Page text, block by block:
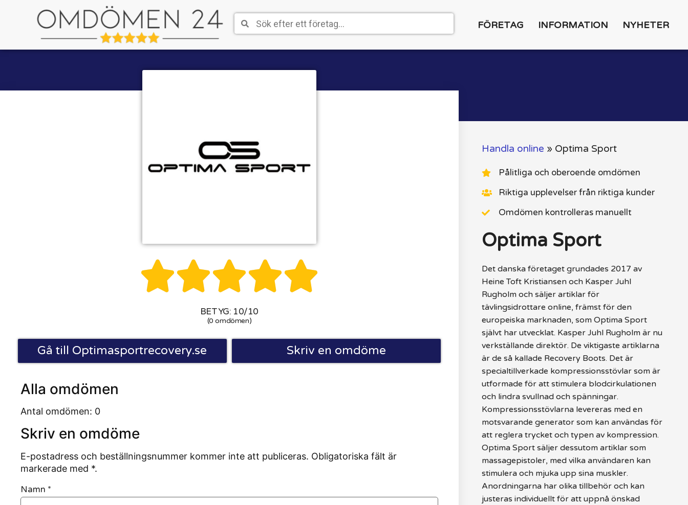
FÖRETAG INFORMATION NYHETER

BETYG: 10/10
(0 omdömen)
Gå till Optimasportrecovery.se Skriv en omdöme
Alla omdömen
Antal omdömen: 0
Skriv en omdöme
E-postadress och beställningsnummer kommer inte att publiceras. Obligatoriska fält är
markerade med *.
Namn *
Handla online » Optima Sport
Pålitliga och oberoende omdömen
Riktiga upplevelser från riktiga kunder
Omdömen kontrolleras manuellt
Optima Sport
Det danska företaget grundades 2017 av
Heine Toft Kristiansen och Kasper Juhl
Rugholm och säljer artiklar för
tävlingsidrottare online, främst för den
europeiska marknaden, som Optima Sport
självt har utvecklat. Kasper Juhl Rugholm är nu
verkställande direktör. De viktigaste artiklarna
är de så kallade Recovery Boots. Det är
specialtillverkade kompressionsstövlar som är
utformade för att stimulera blodcirkulationen
och lindra svullnad och spänningar.
Kompressionsstövlarna levereras med en
motsvarande generator som kan användas för
att reglera trycket och typen av kompression.
Optima Sport säljer dessutom artiklar som
massagepistoler, med vilka användaren kan
stimulera och mjuka upp sina muskler.
Anordningarna har olika tillbehör och kan
justeras individuellt för att uppnå önskad